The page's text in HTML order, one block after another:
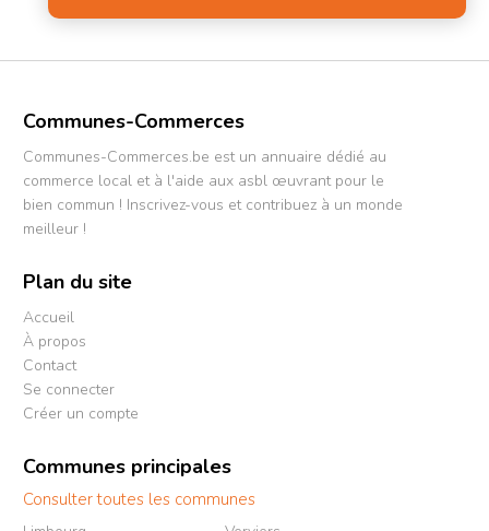
Communes-Commerces
Communes-Commerces.be est un annuaire dédié au
commerce local et à l'aide aux asbl œuvrant pour le
bien commun ! Inscrivez-vous et contribuez à un monde
meilleur !
Plan du site
Accueil
À propos
Contact
Se connecter
Créer un compte
Communes principales
Consulter toutes les communes